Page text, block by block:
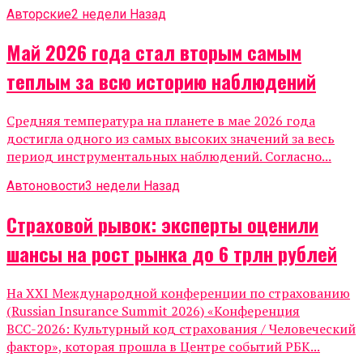
Авторские2 недели Назад
Май 2026 года стал вторым самым
теплым за всю историю наблюдений
Средняя температура на планете в мае 2026 года
достигла одного из самых высоких значений за весь
период инструментальных наблюдений. Согласно...
Автоновости3 недели Назад
Страховой рывок: эксперты оценили
шансы на рост рынка до 6 трлн рублей
На XXI Международной конференции по страхованию
(Russian Insurance Summit 2026) «Конференция
ВСС-2026: Культурный код страхования / Человеческий
фактор», которая прошла в Центре событий РБК...